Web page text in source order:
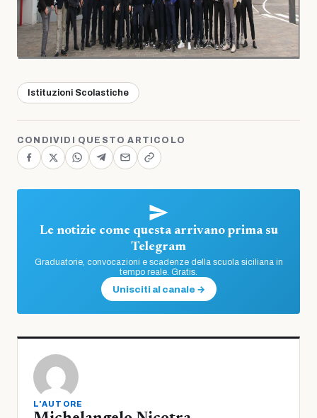
Istituzioni Scolastiche
CONDIVIDI QUESTO ARTICOLO
Le notizie come questa arrivano prima su
Telegram
Graduatorie, convocazioni e scadenze della scuola siciliana in
tempo reale. Gratis.
Unisciti al canale →
L'AUTORE